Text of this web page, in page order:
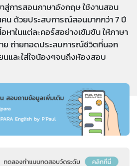
สู่การสอนภาษาอังกฤษ ใช้งานสอน
ด้วยประสบการณ์สอนมากกว่า 7 ปี
าในแต่ละคอร์สอย่างเข้มข้น ให้ภาษา
าย ถ่ายทอดประสบการณ์ชีวิตที่นอก
นและใส่ใจน้องๆจนถึงห้องสอบ